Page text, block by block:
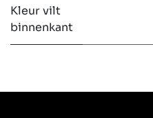
Kleur vilt
binnenkant